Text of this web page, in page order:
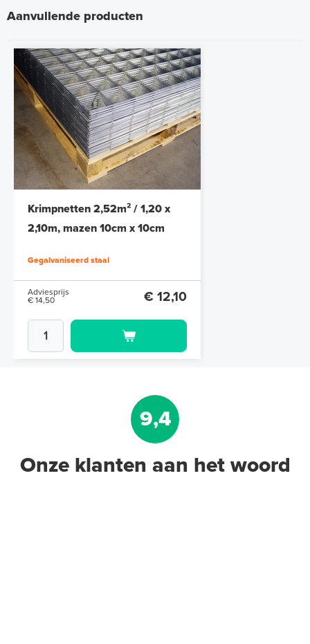
Aanvullende producten
Krimpnetten 2,52m² / 1,20 x
2,10m, mazen 10cm x 10cm
Gegalvaniseerd staal
Adviesprijs
€ 14,50
€ 12,10
9,4
Onze klanten aan het woord